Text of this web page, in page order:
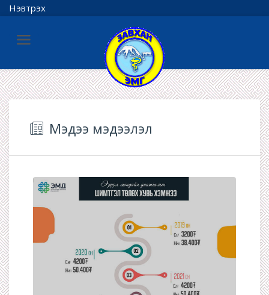
Нэвтрэх
Мэдээ мэдээлэл